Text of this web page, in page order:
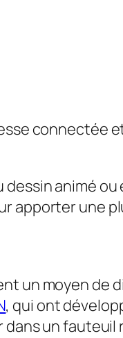
connectée
animé
apporter une
un moyen de
, qui ont
dans un